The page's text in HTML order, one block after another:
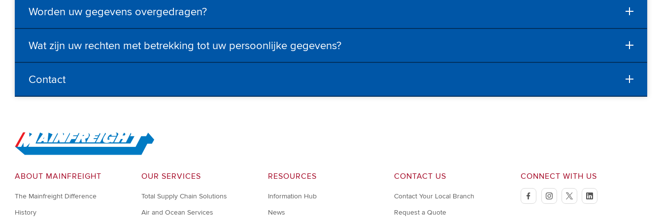
Worden uw gegevens overgedragen?
Wat zijn uw rechten met betrekking tot uw persoonlijke gegevens?
Contact
Go to Home
ABOUT MAINFREIGHT
The Mainfreight Difference
History
OUR SERVICES
Total Supply Chain Solutions
Air and Ocean Services
RESOURCES
Information Hub
News
CONTACT US
Contact Your Local Branch
Request a Quote
CONNECT WITH US
facebookinstagramtwitterlinkedin